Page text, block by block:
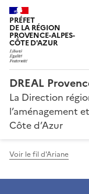
PRÉFET
DE LA RÉGION
PROVENCE-ALPES-
CÔTE D'AZUR
DREAL
La Direction
l’aménagement
Côte d’Azur
Voir le fil d'Ariane